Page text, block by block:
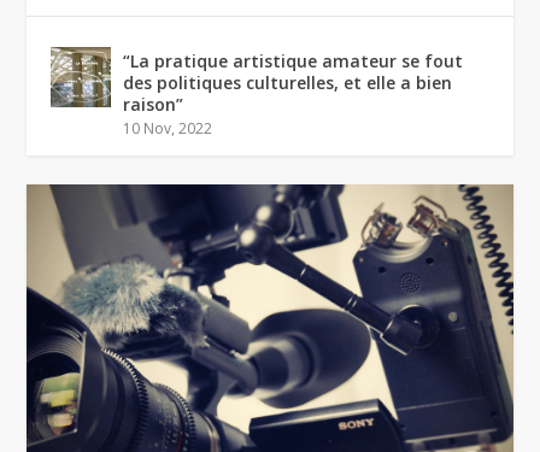
“La pratique artistique amateur se fout
des politiques culturelles, et elle a bien
raison”
10 Nov, 2022